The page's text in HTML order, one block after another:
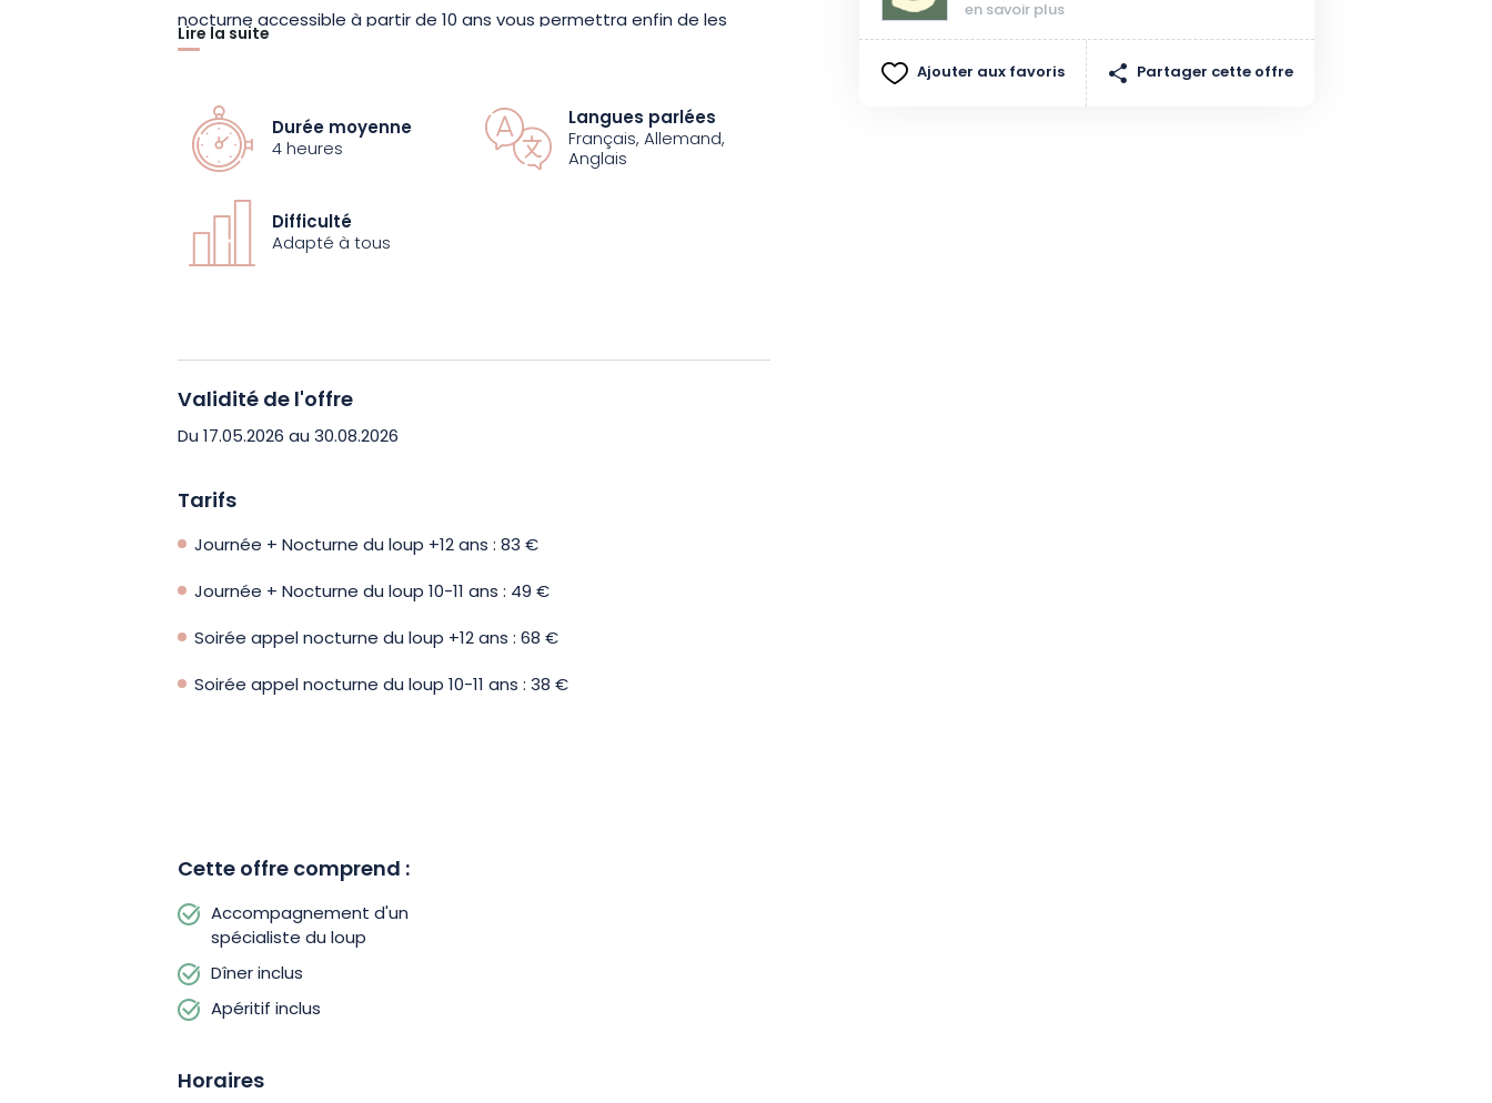
nocturne accessible à partir de 10 ans vous permettra enfin de les
percer.
Pendant 4h, vous observerez quatre meutes de loups de trois sous-
espèces (à savoir les loups blancs arctiques, les loups gris d’Europe et
les loups noirs canadiens)
Ces derniers vous feront l’honneur de vous
interpréter leur célèbre chant nocturne :
émerveillements pour d’autres.
l’appétit !Cette balade inclut une pause dînatoire au Comptoir du
Trappeur.Vous pourrez ainsi partager vos ressentis et échanger avec
votre guide Nature.À noter que vous avez la possibilité de combiner
Lire la suite
Durée moyenne
4 heures
Langues parlées
Français, Allemand,
Anglais
Difficulté
Adapté à tous
Validité de l'offre
Du 17.05.2026 au 30.08.2026
Tarifs
Journée + Nocturne du loup +12 ans : 83 €
Journée + Nocturne du loup 10-11 ans : 49 €
Soirée appel nocturne du loup +12 ans : 68 €
Soirée appel nocturne du loup 10-11 ans : 38 €
Cette offre comprend :
Accompagnement d'un
spécialiste du loup
Dîner inclus
Apéritif inclus
Horaires
en savoir plus
Ajouter aux favoris Partager cette offre